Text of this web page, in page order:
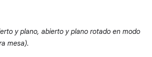
y plano, abierto y plano rotado en modo
mesa).